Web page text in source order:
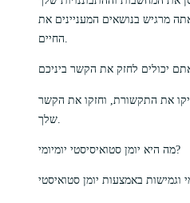
מרגיש בנושאים המעניינים את
יכולים לחזק את הקשר ביניכם
את התקשורת, וחזקו את הקשר
מה היא יומן סטואיסיסטי יומיומי?